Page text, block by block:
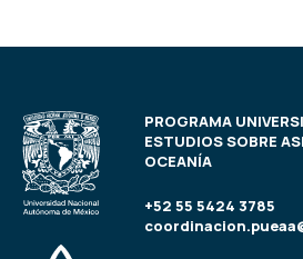
PROGRAMA
ESTUDIOS SOBRE
OCEANÍA
+52 55 5424 3785